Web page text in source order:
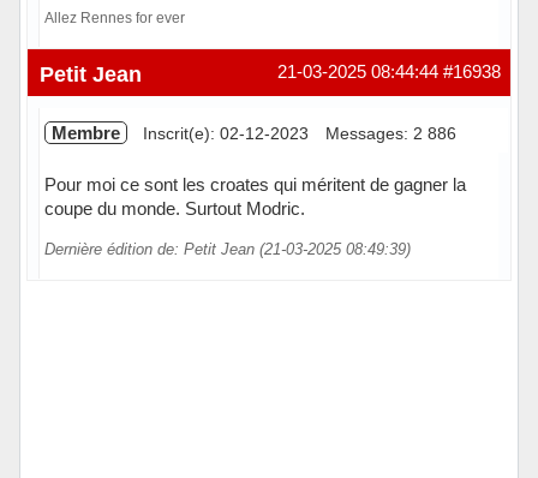
Allez Rennes for ever
Hors ligne #16938
21-03-2025 08:44:44
Petit Jean
Membre Inscrit(e): 02-12-2023 Messages: 2 886
Pour moi ce sont les croates qui méritent de gagner la
coupe du monde. Surtout Modric.
Dernière édition de: Petit Jean (21-03-2025 08:49:39)